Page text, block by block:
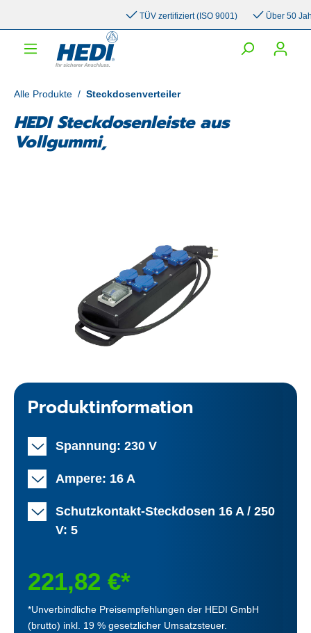
TÜV zertifiziert (ISO 9001) Über 50 Jahre
Alle Produkte / Steckdosenverteiler
HEDI Steckdosenleiste aus
Vollgummi,
Produktinformation
Spannung: 230 V
Ampere: 16 A
Schutzkontakt-Steckdosen 16 A / 250
V: 5
221,82 €*
*Unverbindliche Preisempfehlungen der HEDI GmbH
(brutto) inkl. 19 % gesetzlicher Umsatzsteuer.